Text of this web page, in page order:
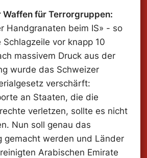
Waffen für Terrorgruppen:
Handgranaten beim IS» - so
vor knapp 10
massivem Druck aus der
wurde das Schweizer
verschärft:
an Staaten, die die
verletzen, sollte es nicht
Nun soll genau das
gemacht werden und Länder
Arabischen Emirate